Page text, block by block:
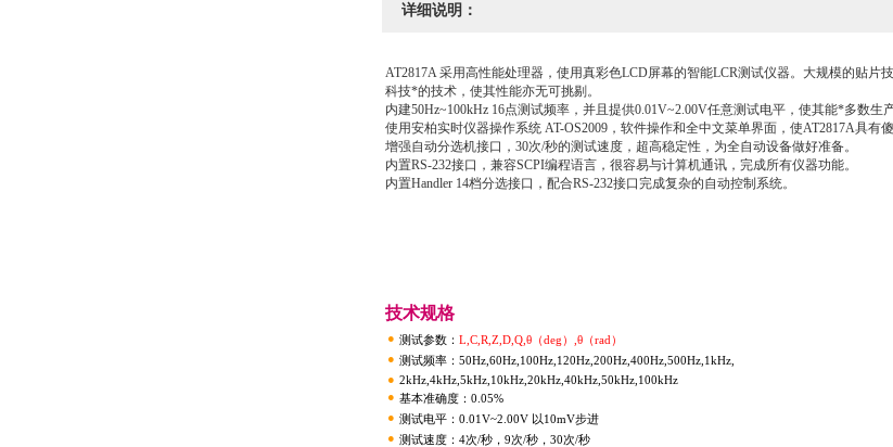
详细说明：
AT2817A 采用高性能处理器，使用真彩色LCD屏幕的智能LCR测试仪器。大规模的贴
科技*的技术，使其性能亦无可挑剔。
内建50Hz~100kHz 16点测试频率，并且提供0.01V~2.00V任意测试电平，使其能*多数生
使用安柏实时仪器操作系统 AT-OS2009，软件操作和全中文菜单界面，使AT2817A具有
增强自动分选机接口，30次/秒的测试速度，超高稳定性，为全自动设备做好准备。
内置RS-232接口，兼容SCPI编程语言，很容易与计算机通讯，完成所有仪器功能。
内置Handler 14档分选接口，配合RS-232接口完成复杂的自动控制系统。
技术规格
● 测试参数： L,C,R,Z,D,Q,θ（deg）,θ（rad）
● 测试频率：50Hz,60Hz,100Hz,120Hz,200Hz,400Hz,500Hz,1kHz,
● 2kHz,4kHz,5kHz,10kHz,20kHz,40kHz,50kHz,100kHz
● 基本准确度：0.05%
● 测试电平：0.01V~2.00V 以10mV步进
● 测试速度：4次/秒，9次/秒，30次/秒